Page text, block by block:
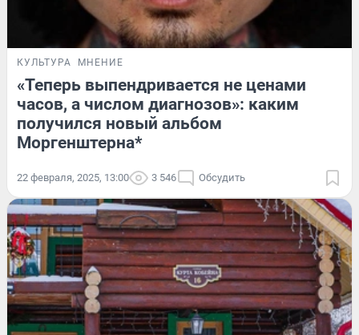
КУЛЬТУРА МНЕНИЕ
«Теперь выпендривается не ценами
часов, а числом диагнозов»: каким
получился новый альбом
Моргенштерна*
22 февраля, 2025, 13:00 3 546 Обсудить